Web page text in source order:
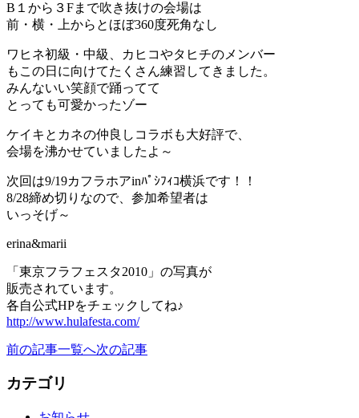
B１から３Fまで吹き抜けの会場は
前・横・上からとほぼ360度死角なし
ワヒネ初級・中級、カヒコやタヒチのメンバー
もこの日に向けてたくさん練習してきました。
みんないい笑顔で踊ってて
とっても可愛かったゾー
ケイキとカネの仲良しコラボも大好評で、
会場を沸かせていましたよ～
次回は9/19カフラホアinﾊﾟｼﾌｨｺ横浜です！！
8/28締め切りなので、参加希望者は
いっそげ～
erina&marii
「東京フラフェスタ2010」の写真が
販売されています。
各自公式HPをチェックしてね♪
http://www.hulafesta.com/
前の記事一覧へ次の記事
カテゴリ